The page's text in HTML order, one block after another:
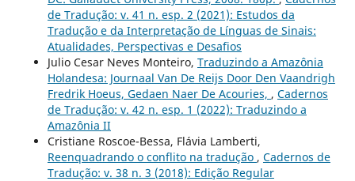
de Tradução: v. 41 n. esp. 2 (2021): Estudos da
Tradução e da Interpretação de Línguas de Sinais:
Atualidades, Perspectivas e Desafios
Julio Cesar Neves Monteiro, Traduzindo a Amazônia
Holandesa: Journaal Van De Reijs Door Den Vaandrigh
Fredrik Hoeus, Gedaen Naer De Acouries, , Cadernos
de Tradução: v. 42 n. esp. 1 (2022): Traduzindo a
Amazônia II
Cristiane Roscoe-Bessa, Flávia Lamberti,
Reenquadrando o conflito na tradução , Cadernos de
Tradução: v. 38 n. 3 (2018): Edição Regular